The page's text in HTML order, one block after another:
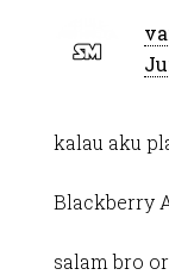
kalau aku
Blackberry
salam bro